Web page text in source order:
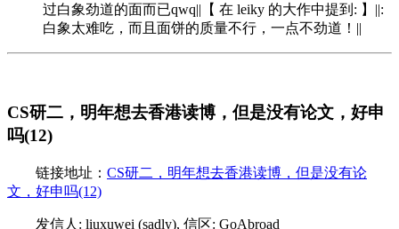
过白象劲道的面而已qwq||【 在 leiky 的大作中提到: 】||:
白象太难吃，而且面饼的质量不行，一点不劲道！||
CS研二，明年想去香港读博，但是没有论文，好申
吗(12)
链接地址： CS研二，明年想去香港读博，但是没有论
文，好申吗(12)
发信人: liuxuwei (sadly), 信区: GoAbroad